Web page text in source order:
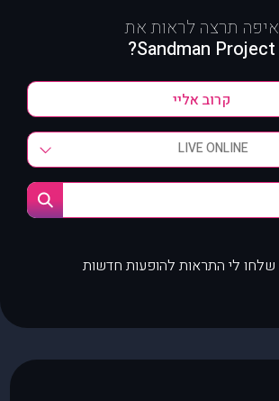
איפה תרצה לראות את
Sandman Project?
LIVE ONLINE
שלחו לי התראות להופעות חדשות